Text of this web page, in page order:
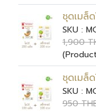
ชุดเมล็
SKU :
1,900
ชุดเมล็
SKU :
950